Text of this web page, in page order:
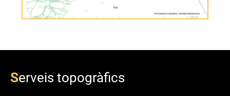
Serveis topogràfics